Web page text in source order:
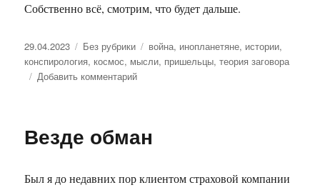
Собственно всё, смотрим, что будет дальше.
Опубликовано
29.04.2023 Рубрики
Без рубрики Метки
война, инопланетяне, истории,
конспирология, космос, мысли, пришельцы,теория заговора
Добавить комментарий
Везде обман
Был я до недавних пор клиентом страховой компании